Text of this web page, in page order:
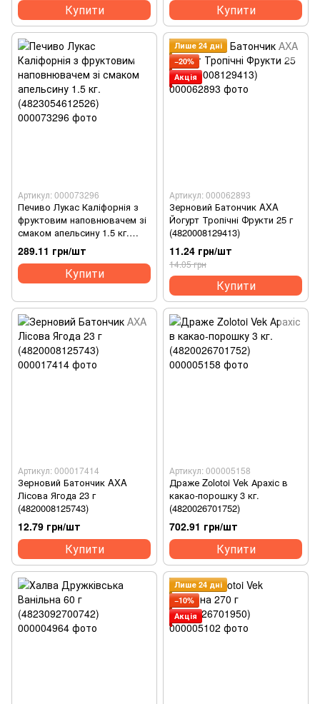
Купити Купити
Артикул: 000073296
Печиво Лукас Каліфорнія з
фруктовим наповнювачем зі
смаком апельсину 1.5 кг.
(4823054612526)
289.11 грн/шт
Купити
Лише 24 дні
−20%
Акція
Артикул: 000062893
Зерновий Батончик AXA
Йогурт Тропічні Фрукти 25 г
(4820008129413)
11.24 грн/шт
14.05 грн
Купити
Артикул: 000017414
Зерновий Батончик AXA
Лісова Ягода 23 г
(4820008125743)
12.79 грн/шт
Купити
Артикул: 000005158
Драже Zolotoi Vek Арахіс в
какао-порошку 3 кг.
(4820026701752)
702.91 грн/шт
Купити
Лише 24 дні
−10%
Акція